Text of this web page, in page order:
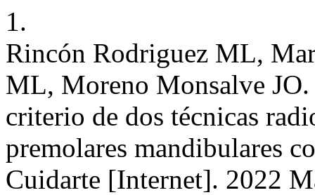
1.
Rincón Rodriguez ML,
ML, Moreno Monsalve
criterio de dos técnicas
premolares mandibulares
Cuidarte [Internet]. 2022